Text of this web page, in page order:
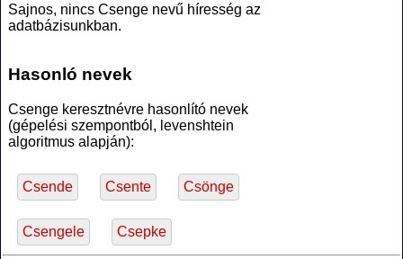
Sajnos, nincs Csenge nevű híresség az
adatbázisunkban.
Hasonló nevek
Csenge keresztnévre hasonlító nevek
(gépelési szempontból, levenshtein
algoritmus alapján):
Csende Csente Csönge
Csengele Csepke